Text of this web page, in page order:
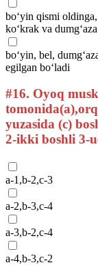
bo‘yin qismi
ko‘krak va
bo‘yin, bel,
egilgan bo‘ladi
#16. Oyoq
yuzasida (c)
2-ikki boshli 3-
a-1,b-2,c-3
a-2,b-3,c-4
a-3,b-2,c-4
a-4,b-3,c-2